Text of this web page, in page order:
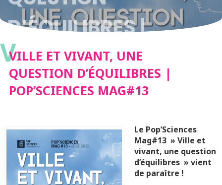
D’ÉQUILIBRES |
POP’SCIENCES
MAG#13
VVILLE ET VIVANT, UNE
QUESTION D’ÉQUILIBRES |
POP’SCIENCES MAG#13
Le Pop’Sciences
Mag#13 » Ville et
vivant, une question
d’équilibres » vient
de paraître !